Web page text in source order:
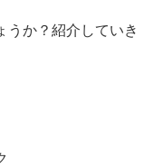
うか？紹介していき